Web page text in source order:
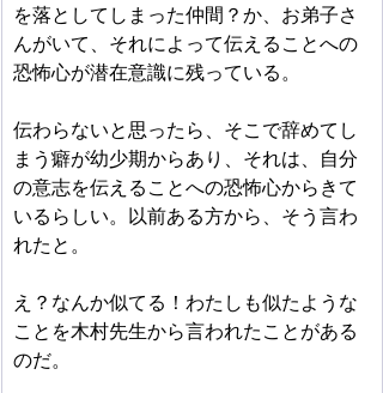
を落としてしまった仲間？か、お弟子さ
んがいて、それによって伝えることへの
恐怖心が潜在意識に残っている。
伝わらないと思ったら、そこで辞めてし
まう癖が幼少期からあり、それは、自分
の意志を伝えることへの恐怖心からきて
いるらしい。以前ある方から、そう言わ
れたと。
え？なんか似てる！わたしも似たような
ことを木村先生から言われたことがある
のだ。